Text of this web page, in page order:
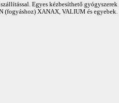
Egyes kézbesíthető
(fogyáshoz) XANAX, VALIUM és egyebek.